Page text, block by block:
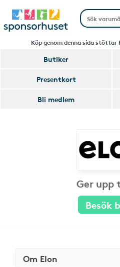
Köp genom denna sida stöttar
Butiker
Presentkort
Bli medlem
Ger upp
Besök
Om Elon